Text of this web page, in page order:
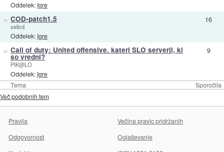
Tema Sporočila
Oddelek: Igre
» COD-patch1.5
selicd
Oddelek: Igre
16
» Call of duty: United offensive. kateri SLO serverji, ki
so vredni?
PIK@LO
Oddelek: Igre
9
Več podobnih tem
Pravila
Večina pravic pridržanih
Odgovornost
Oglaševanje